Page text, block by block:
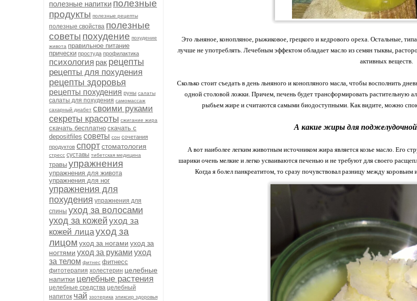
полезные напитки полезные
продукты полезные рецепты
полезные свойства полезные
советы похудение похудение
живота правильное питание
прически простуда профилактика
психология рак рецепты
рецепты для похудения
рецепты здоровья
рецепты похудения руны салаты
салаты для похудения самомассаж
сахарный диабет своими руками
секреты красоты сжигание жира
скачать бесплатно скачать с
depositfiles советы сон сочетания
продуктов спортстоматология
стресс суставы тибетская медицина
травы упражнения
упражнения для живота
упражнения для ног
упражнения для
похудения упражнения для
спины уход за волосами
уход за кожей уход за
кожей лицауход за
лицом уход за ногами уход за
ногтями уход за руками уход
за телом фитнес фитнесс
фитотерапия холестерин целебные
напитки целебные растения
целебные средства целебный
напиток чай эзотерика эликсир здоровья
Это льняное, конопляное, рыжиковое, грецкого и кедрового ореха. Остальные,
лучше не употреблять. Лечебным эффектом обладает масло из семян тыквы,
активных веществ.
Сколько стоит съедать в день льняного и конопляного масла, чтобы восполнить
одной столовой ложки. Причем, печень будет трансформировать растительную
рыбьем жире и считаются самыми биодоступными. Как видите, можно
А какие жиры для поджелудочной
А вот наиболее легким животным источником жира является козье масло. Его
шарики очень мелкие и легко усваиваются печенью и не требуют для своего
Когда я болел панкреатитом, то сразу почувствовал разницу между